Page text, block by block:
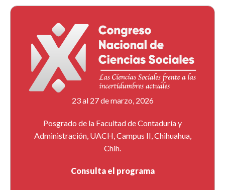
23 al 27 de marzo, 2026
Posgrado de la Facultad de Contaduría y
Administración, UACH, Campus II, Chihuahua,
Chih.
Consulta el programa